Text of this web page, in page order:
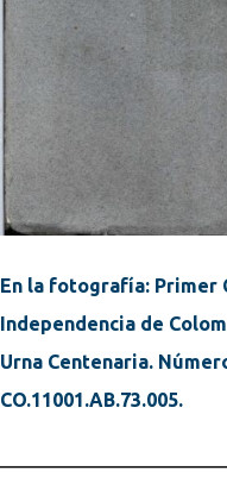
En la fotografía: Primer
Independencia de
Urna Centenaria.
CO.11001.AB.73.005.